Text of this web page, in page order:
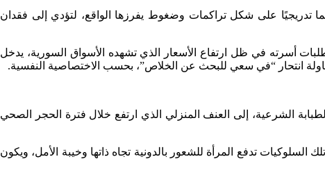
تدريجيًا على شكل تراكمات وضغوط يفرزها الواقع، لتؤدي إلى فقدان
أسرته في ظل ارتفاع الأسعار الذي تشهده الأسواق السورية، يدخل
محاولة انتحار “في سعي للبحث عن الخلاص”، بحسب الاختصاصية النفسية.
الشرعية، إلى العنف المنزلي الذي ارتفع خلال فترة الحجر الصحي
تدفع المرأة للشعور بالدونية تجاه ذاتها وخيبة الأمل، ويكون